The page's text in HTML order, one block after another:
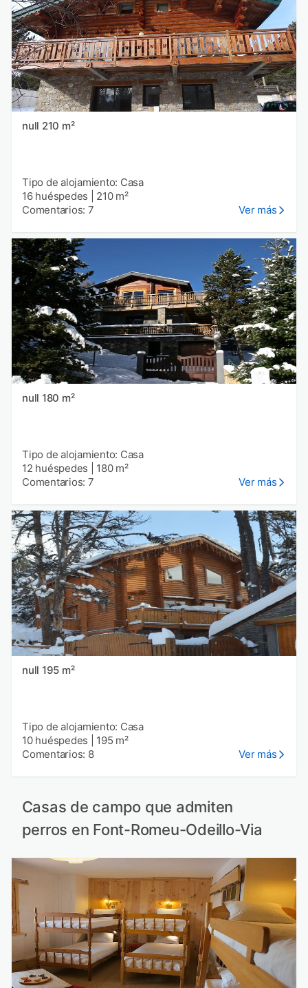
null 210 m²
Tipo de alojamiento: Casa
16 huéspedes
210 m²
Comentarios: 7
Ver más
null 180 m²
Tipo de alojamiento: Casa
12 huéspedes
180 m²
Comentarios: 7
Ver más
null 195 m²
Tipo de alojamiento: Casa
10 huéspedes
195 m²
Comentarios: 8
Ver más
Casas de campo que admiten
perros en Font-Romeu-Odeillo-Via